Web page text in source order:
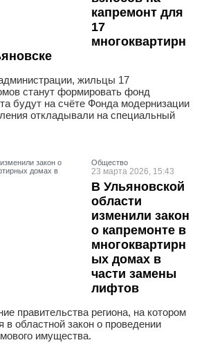
капремонт для
17
многоквартирн
жильцы 17
станут формировать фонд
будут на счёте Фонда модернизации
откладывали на специальный
Общество
23 марта 2026, 15:43
В Ульяновской
области
изменили закон
о капремонте в
многоквартирн
ых домах в
части замены
лифтов
правительства региона, на котором
в областной закон о проведении
имущества.